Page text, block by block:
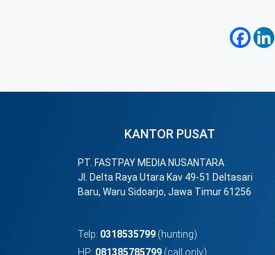
KANTOR PUSAT
PT. FASTPAY MEDIA NUSANTARA
Jl. Delta Raya Utara Kav 49-51 Deltasari
Baru, Waru Sidoarjo, Jawa Timur 61256
Telp: 0318535799 (hunting)
HP: 081385785799 (call only)